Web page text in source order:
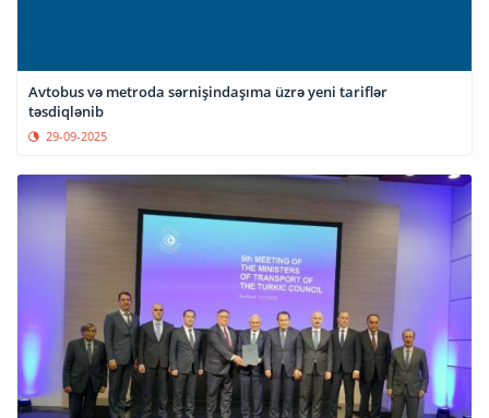
Avtobus və metroda sərnişindaşıma üzrə yeni tariflər
təsdiqlənib
29-09-2025